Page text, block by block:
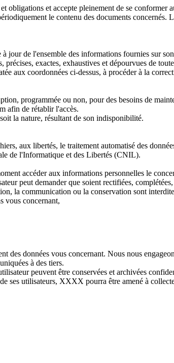
obligations et accepte pleinement de se
le contenu des documents
jour de l'ensemble des informations fournies sur
exactes, exhaustives et dépourvues de
aux coordonnées ci-dessus, à procéder à la
programmée ou non, pour des besoins de
afin de rétablir l'accès.
la nature, résultant de son indisponibilité.
aux libertés, le traitement automatisé des
de l'Informatique et des Libertés (CNIL).
accéder aux informations personnelles le
peut demander que soient rectifiées,
la communication ou la conservation sont
vous concernant,
des données vous concernant. Nous nous
à des tiers.
peuvent être conservées et archivées
ses utilisateurs, XXXX pourra être amené à